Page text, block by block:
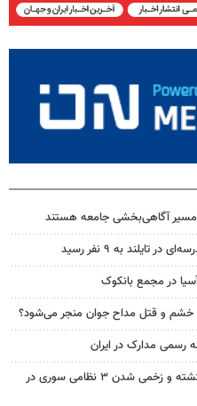
مسیر آگاهی‌بخشی جامعه هستند
تایلند به ۹ نفر رسید
در مجمع بانکوک
خشم و قتل مداح جوان منجر می‌شود؟
رسمی مدارک در ایران
درگیری شدید در جنوب ادلب؛ کشته و زخمی شدن ۳ نظامی سوری در